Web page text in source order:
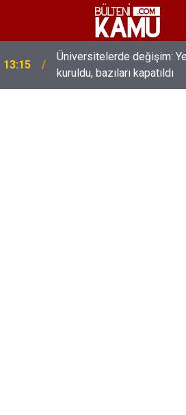
13:00
MEB’de üst düzey
yeni isimler atandı